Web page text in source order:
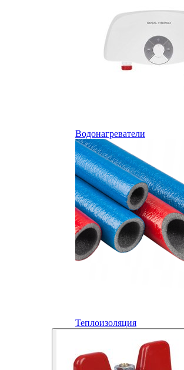
Водонагреватели
Теплоизоляция